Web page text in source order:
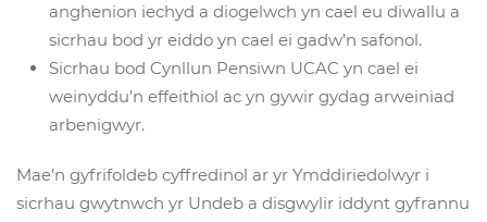
anghenion iechyd a diogelwch yn cael eu diwallu a
sicrhau bod yr eiddo yn cael ei gadw’n safonol.
Sicrhau bod Cynllun Pensiwn UCAC yn cael ei
weinyddu’n effeithiol ac yn gywir gydag arweiniad
arbenigwyr.
Mae’n gyfrifoldeb cyffredinol ar yr Ymddiriedolwyr i
sicrhau gwytnwch yr Undeb a disgwylir iddynt gyfrannu